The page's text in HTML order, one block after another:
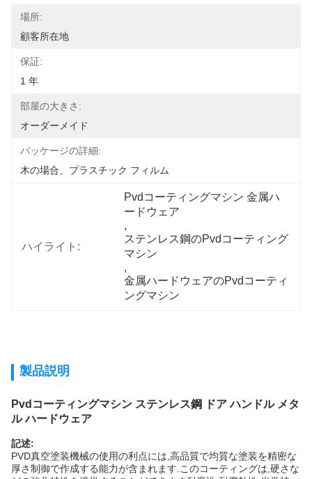
場所:
顧客所在地
保証:
1 年
部屋の大きさ:
オーダーメイド
パッケージの詳細:
木の場合、プラスチック フィルム
ハイライト:
Pvdコーティングマシン 金属ハ
ードウェア
,
ステンレス鋼のPvdコーティング
マシン
,
金属ハードウェアのPvdコーティ
ングマシン
製品説明
Pvdコーティングマシン ステンレス鋼 ドア ハンドル メタ
ル ハードウェア
記述:
PVD真空塗装機械の使用の利点には,高品質で均質な塗装を精密な
厚さ制御で作成する能力が含まれます.このコーティングは,硬さな